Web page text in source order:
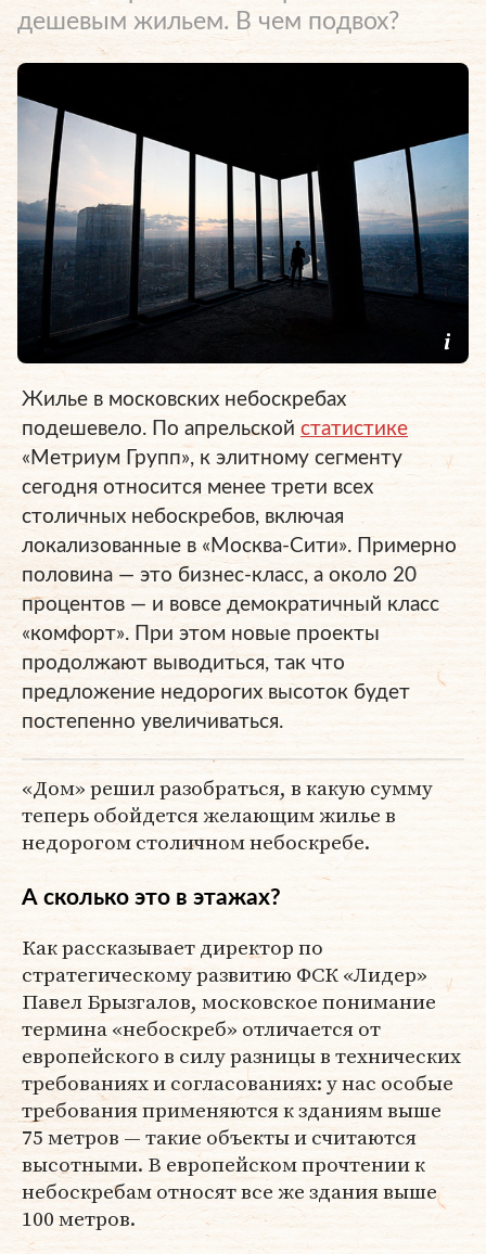
дешевым жильем. В чем подвох?
Жилье в московских небоскребах
подешевело. По апрельской статистике
«Метриум Групп», к элитному сегменту
сегодня относится менее трети всех
столичных небоскребов, включая
локализованные в «Москва-Сити». Примерно
половина — это бизнес-класс, а около 20
процентов — и вовсе демократичный класс
«комфорт». При этом новые проекты
продолжают выводиться, так что
предложение недорогих высоток будет
постепенно увеличиваться.
«Дом» решил разобраться, в какую сумму
теперь обойдется желающим жилье в
недорогом столичном небоскребе.
А сколько это в этажах?
Как рассказывает директор по
стратегическому развитию ФСК «Лидер»
Павел Брызгалов, московское понимание
термина «небоскреб» отличается от
европейского в силу разницы в технических
требованиях и согласованиях: у нас особые
требования применяются к зданиям выше
75 метров — такие объекты и считаются
высотными. В европейском прочтении к
небоскребам относят все же здания выше
100 метров.